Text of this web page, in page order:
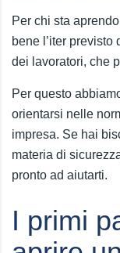
Per chi sta
bene l’iter
dei lavoratori, che
Per questo
orientarsi nelle
impresa. Se hai
materia di
pronto ad aiutarti.
I primi